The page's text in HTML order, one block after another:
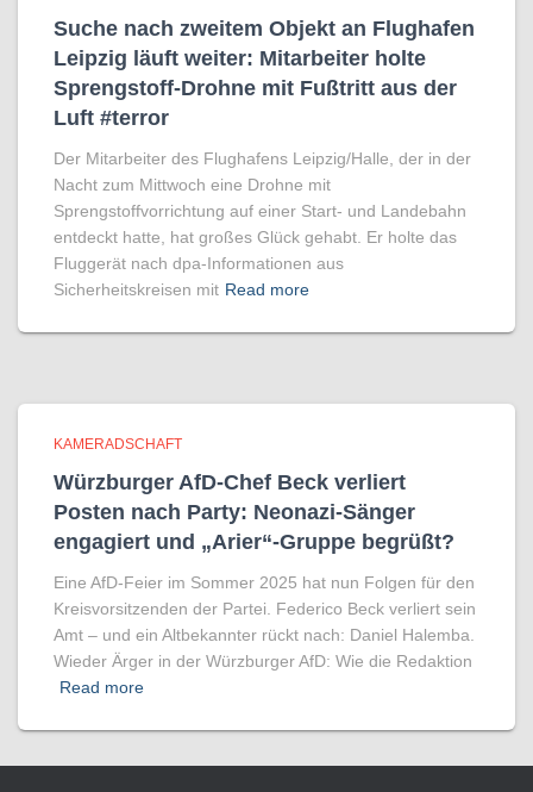
Suche nach zweitem Objekt an Flughafen
Leipzig läuft weiter: Mitarbeiter holte
Sprengstoff-Drohne mit Fußtritt aus der
Luft #terror
Der Mitarbeiter des Flughafens Leipzig/Halle, der in der
Nacht zum Mittwoch eine Drohne mit
Sprengstoffvorrichtung auf einer Start- und Landebahn
entdeckt hatte, hat großes Glück gehabt. Er holte das
Fluggerät nach dpa-Informationen aus
Sicherheitskreisen mit Read more
KAMERADSCHAFT
Würzburger AfD-Chef Beck verliert
Posten nach Party: Neonazi-Sänger
engagiert und „Arier“-Gruppe begrüßt?
Eine AfD-Feier im Sommer 2025 hat nun Folgen für den
Kreisvorsitzenden der Partei. Federico Beck verliert sein
Amt – und ein Altbekannter rückt nach: Daniel Halemba.
Wieder Ärger in der Würzburger AfD: Wie die Redaktion
Read more